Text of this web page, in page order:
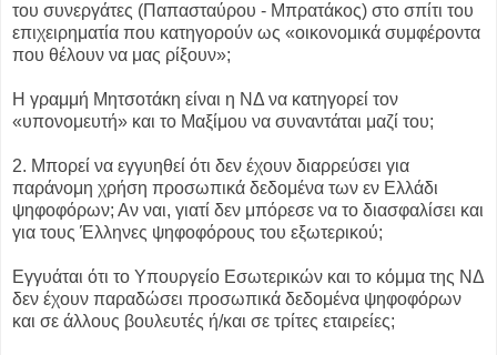
του συνεργάτες (Παπασταύρου - Μπρατάκος) στο σπίτι του
επιχειρηματία που κατηγορούν ως «οικονομικά συμφέροντα
που θέλουν να μας ρίξουν»;
Η γραμμή Μητσοτάκη είναι η ΝΔ να κατηγορεί τον
«υπονομευτή» και το Μαξίμου να συναντάται μαζί του;
2. Μπορεί να εγγυηθεί ότι δεν έχουν διαρρεύσει για
παράνομη χρήση προσωπικά δεδομένα των εν Ελλάδι
ψηφοφόρων; Αν ναι, γιατί δεν μπόρεσε να το διασφαλίσει και
για τους Έλληνες ψηφοφόρους του εξωτερικού;
Εγγυάται ότι το Υπουργείο Εσωτερικών και το κόμμα της ΝΔ
δεν έχουν παραδώσει προσωπικά δεδομένα ψηφοφόρων
και σε άλλους βουλευτές ή/και σε τρίτες εταιρείες;